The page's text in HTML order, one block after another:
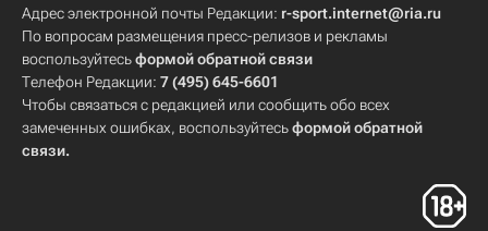
Адрес электронной почты Редакции: r-sport.internet@ria.ru
По вопросам размещения пресс-релизов и рекламы
воспользуйтесьформой обратной связи
Телефон Редакции: 7 (495) 645-6601
Чтобы связаться с редакцией или сообщить обо всех
замеченных ошибках, воспользуйтесьформой обратной
связи.